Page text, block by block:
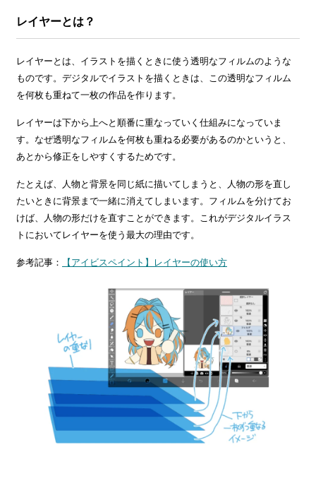
レイヤーとは？
レイヤーとは、イラストを描くときに使う透明なフィルムのような
ものです。デジタルでイラストを描くときは、この透明なフィルム
を何枚も重ねて一枚の作品を作ります。
レイヤーは下から上へと順番に重なっていく仕組みになっていま
す。なぜ透明なフィルムを何枚も重ねる必要があるのかというと、
あとから修正をしやすくするためです。
たとえば、人物と背景を同じ紙に描いてしまうと、人物の形を直し
たいときに背景まで一緒に消えてしまいます。フィルムを分けてお
けば、人物の形だけを直すことができます。これがデジタルイラス
トにおいてレイヤーを使う最大の理由です。
参考記事： 【アイビスペイント】レイヤーの使い方